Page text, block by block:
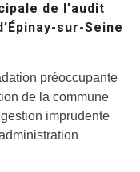
de l’audit
sur-Seine
préoccupante
de la commune
imprudente